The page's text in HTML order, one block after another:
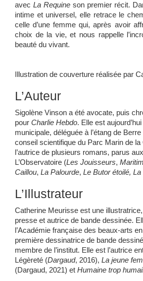
avec La Requine son premier récit.
intime et universel, elle retrace le
celle d’une femme qui, après avoir
choix de la vie, et nous rappelle
beauté du vivant.
Illustration de couverture réalisée par
L’Auteur
Sigolène Vinson a été avocate, puis
pour Charlie Hebdo. Elle est
municipale, déléguée à l’étang de
conseil scientifique du Parc Marin de
l’autrice de plusieurs romans, parus
L’Observatoire (Les Jouisseurs,
Caillou, La Palourde, Le Butor étoilé,
L’Illustrateur
Catherine Meurisse est une
presse et autrice de bande dessinée.
l’Académie française des beaux-arts
première dessinatrice de bande
membre de l’institut. Elle est l’autrice
Légèreté (Dargaud, 2016), La jeune
(Dargaud, 2021) et Humaine trop